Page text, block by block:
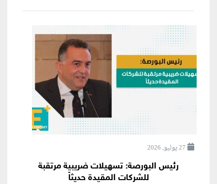
27 يوليو, 2026
رئيس البورصة: تسهيلات ضريبية مرتقبة
للشركات المقيدة حديثاً